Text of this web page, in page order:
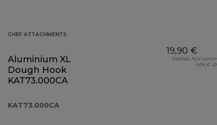
CHEF ATTACHMENTS
Aluminium XL
Dough Hook
KAT73.000CA
KAT73.000CA
19,90 €
Sisältää ALV-
4,04 €